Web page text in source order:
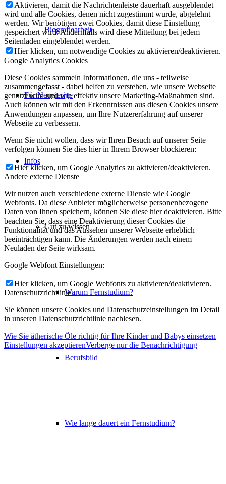
Biografiearbeit
Für Neugierige
Infos
Gut zu wissen
Warum Fernstudium?
Berufsbild
Wie lange dauert ein Fernstudium?
Aktivieren, damit die Nachrichtenleiste dauerhaft ausgeblendet
wird und alle Cookies, denen nicht zugestimmt wurde, abgelehnt
werden. Wir benötigen zwei Cookies, damit diese Einstellung
gespeichert wird. Andernfalls wird diese Mitteilung bei jedem
Seitenladen eingeblendet werden.
Hier klicken, um notwendige Cookies zu aktivieren/deaktivieren.
Google Analytics Cookies
Diese Cookies sammeln Informationen, die uns - teilweise
zusammengefasst - dabei helfen zu verstehen, wie unsere Webseite
genutzt wird und wie effektiv unsere Marketing-Maßnahmen sind.
Auch können wir mit den Erkenntnissen aus diesen Cookies unsere
Anwendungen anpassen, um Ihre Nutzererfahrung auf unserer
Webseite zu verbessern.
Wenn Sie nicht wollen, dass wir Ihren Besuch auf unserer Seite
verfolgen können Sie dies hier in Ihrem Browser blockieren:
Hier klicken, um Google Analytics zu aktivieren/deaktivieren.
Andere externe Dienste
Wir nutzen auch verschiedene externe Dienste wie Google
Webfonts. Da diese Anbieter möglicherweise personenbezogene
Daten von Ihnen speichern, können Sie diese hier deaktivieren. Bitte
beachten Sie, dass eine Deaktivierung dieser Cookies die
Funktionalität und das Aussehen unserer Webseite erheblich
beeinträchtigen kann. Die Änderungen werden nach einem
Neuladen der Seite wirksam.
Google Webfont Einstellungen:
Hier klicken, um Google Webfonts zu aktivieren/deaktivieren.
Datenschutzrichtlinie
Sie können unsere Cookies und Datenschutzeinstellungen im Detail
in unseren Datenschutzrichtlinie nachlesen.
Wie Sie ätherische Öle richtig für Ihre Kinder und Babys einsetzen
Einstellungen akzeptierenVerberge nur die Benachrichtigung